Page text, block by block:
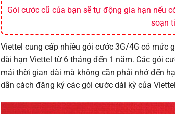
Gói cước cũ của bạn sẽ tự động gia hạn nếu
soạn
Viettel cung cấp nhiều gói cước 3G/4G có mức
dài hạn Viettel từ 6 tháng đến 1 năm. Các gói
mái thời gian dài mà không cần phải nhớ đến
dẫn cách đăng ký các gói cước dài kỳ của